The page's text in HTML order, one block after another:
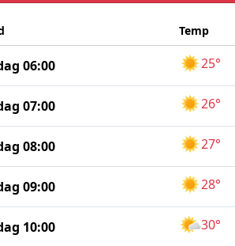
Temp
06:00 25°
07:00 26°
08:00 27°
09:00 28°
10:00 30°